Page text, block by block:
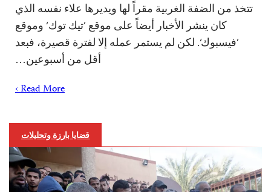
تتخذ من الضفة الغربية مقراً لها ويديرها علاء نفسه الذي
كان ينشر الأخبار أيضاً على موقع ’تيك توك‘ وموقع
’فيسبوك‘. لكن لم يستمر عمله إلا لفترة قصيرة، فبعد
أقل من أسبوعين…
Read More ›
قضايا بارزة وتحليلات